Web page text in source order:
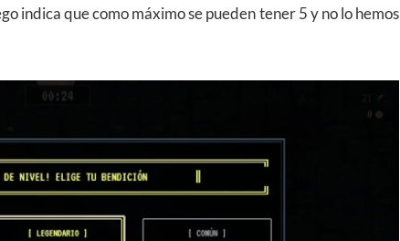
indica que como máximo se pueden tener 5 y no lo hemos